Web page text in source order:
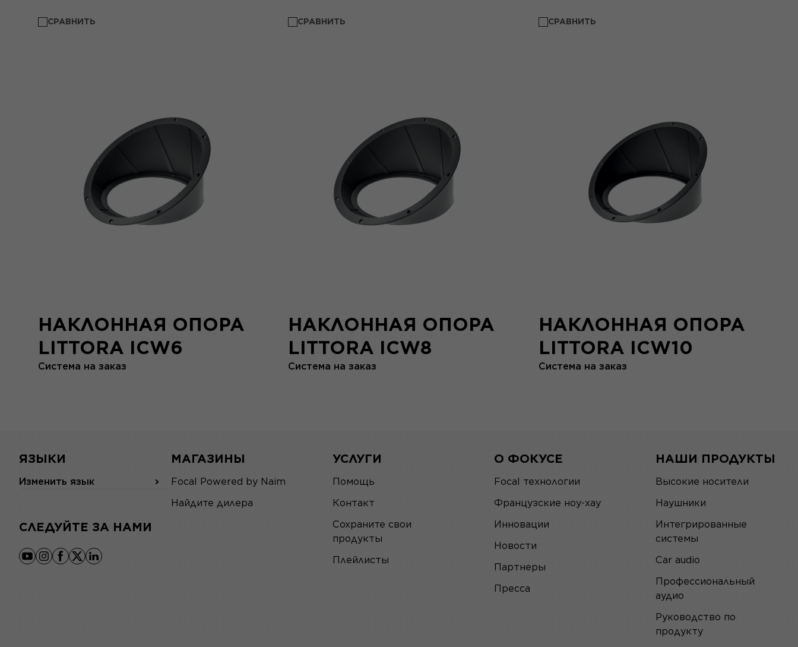
СРАВНИТЬ СРАВНИТЬ СРАВНИТЬ
НАКЛОННАЯ ОПОРА
LITTORA ICW6
Система на заказ
НАКЛОННАЯ ОПОРА
LITTORA ICW8
Система на заказ
НАКЛОННАЯ ОПОРА
LITTORA ICW10
Система на заказ
ЯЗЫКИ
Изменить язык
СЛЕДУЙТЕ ЗА НАМИ
youtube
instagram
facebook
x linkedin
МАГАЗИНЫ
Focal Powered by Naim
Найдите дилера
УСЛУГИ
Помощь
Контакт
Сохраните свои
продукты
Плейлисты
О ФОКУСЕ
Focal технологии
Французские ноу-хау
Инновации
Новости
Партнеры
Пресса
НАШИ ПРОДУКТЫ
Высокие носители
Наушники
Интегрированные
системы
Car audio
Профессиональный
аудио
Руководство по
продукту